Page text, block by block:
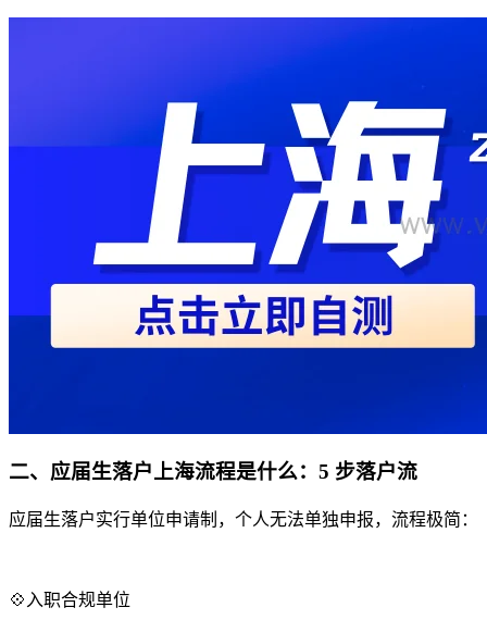
二、应届生落户上海流程是什么：5 步落户流
应届生落户实行单位申请制，个人无法单独申报，流程极简：
💠入职合规单位